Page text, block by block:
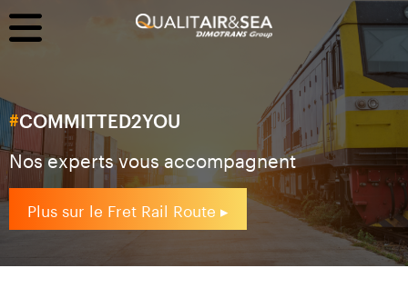
#COMMITTED2YOU
Nos experts vous accompagnent
Plus sur le Fret Rail Route ▸